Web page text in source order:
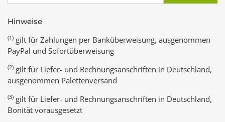
Hinweise
(1) gilt für Zahlungen per Banküberweisung, ausgenommen
PayPal und Sofortüberweisung
(2) gilt für Liefer- und Rechnungsanschriften in Deutschland,
ausgenommen Palettenversand
(3) gilt für Liefer- und Rechnungsanschriften in Deutschland,
Bonität vorausgesetzt